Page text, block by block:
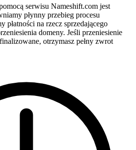
serwisu Nameshift.com jest
płynny przebieg procesu
płatności na rzecz sprzedającego
domeny. Jeśli przeniesienie
otrzymasz pełny zwrot